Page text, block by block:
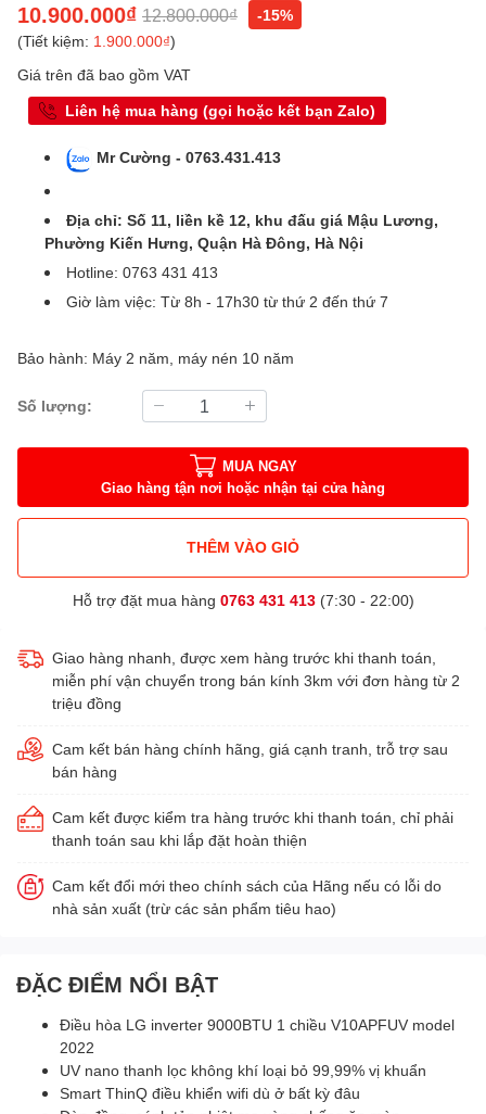
10.900.000₫ 12.800.000₫
-15%
(Tiết kiệm: 1.900.000₫)
Giá trên đã bao gồm VAT
Liên hệ mua hàng (gọi hoặc kết bạn Zalo)
Mr Cường - 0763.431.413
Địa chỉ: Số 11, liền kề 12, khu đấu giá Mậu Lương,
Phường Kiến Hưng, Quận Hà Đông, Hà Nội
Hotline: 0763 431 413
Giờ làm việc: Từ 8h - 17h30 từ thứ 2 đến thứ 7
Bảo hành: Máy 2 năm, máy nén 10 năm
Số lượng:
MUA NGAY
Giao hàng tận nơi hoặc nhận tại cửa hàng
THÊM VÀO GIỎ
Hỗ trợ đặt mua hàng 0763 431 413(7:30 - 22:00)
Giao hàng nhanh, được xem hàng trước khi thanh toán,
miễn phí vận chuyển trong bán kính 3km với đơn hàng từ 2
triệu đồng
Cam kết bán hàng chính hãng, giá cạnh tranh, trỗ trợ sau
bán hàng
Cam kết được kiểm tra hàng trước khi thanh toán, chỉ phải
thanh toán sau khi lắp đặt hoàn thiện
Cam kết đổi mới theo chính sách của Hãng nếu có lỗi do
nhà sản xuất (trừ các sản phẩm tiêu hao)
ĐẶC ĐIỂM NỔI BẬT
Điều hòa LG inverter 9000BTU 1 chiều V10APFUV model
2022
UV nano thanh lọc không khí loại bỏ 99,99% vị khuẩn
Smart ThinQ điều khiển wifi dù ở bất kỳ đâu